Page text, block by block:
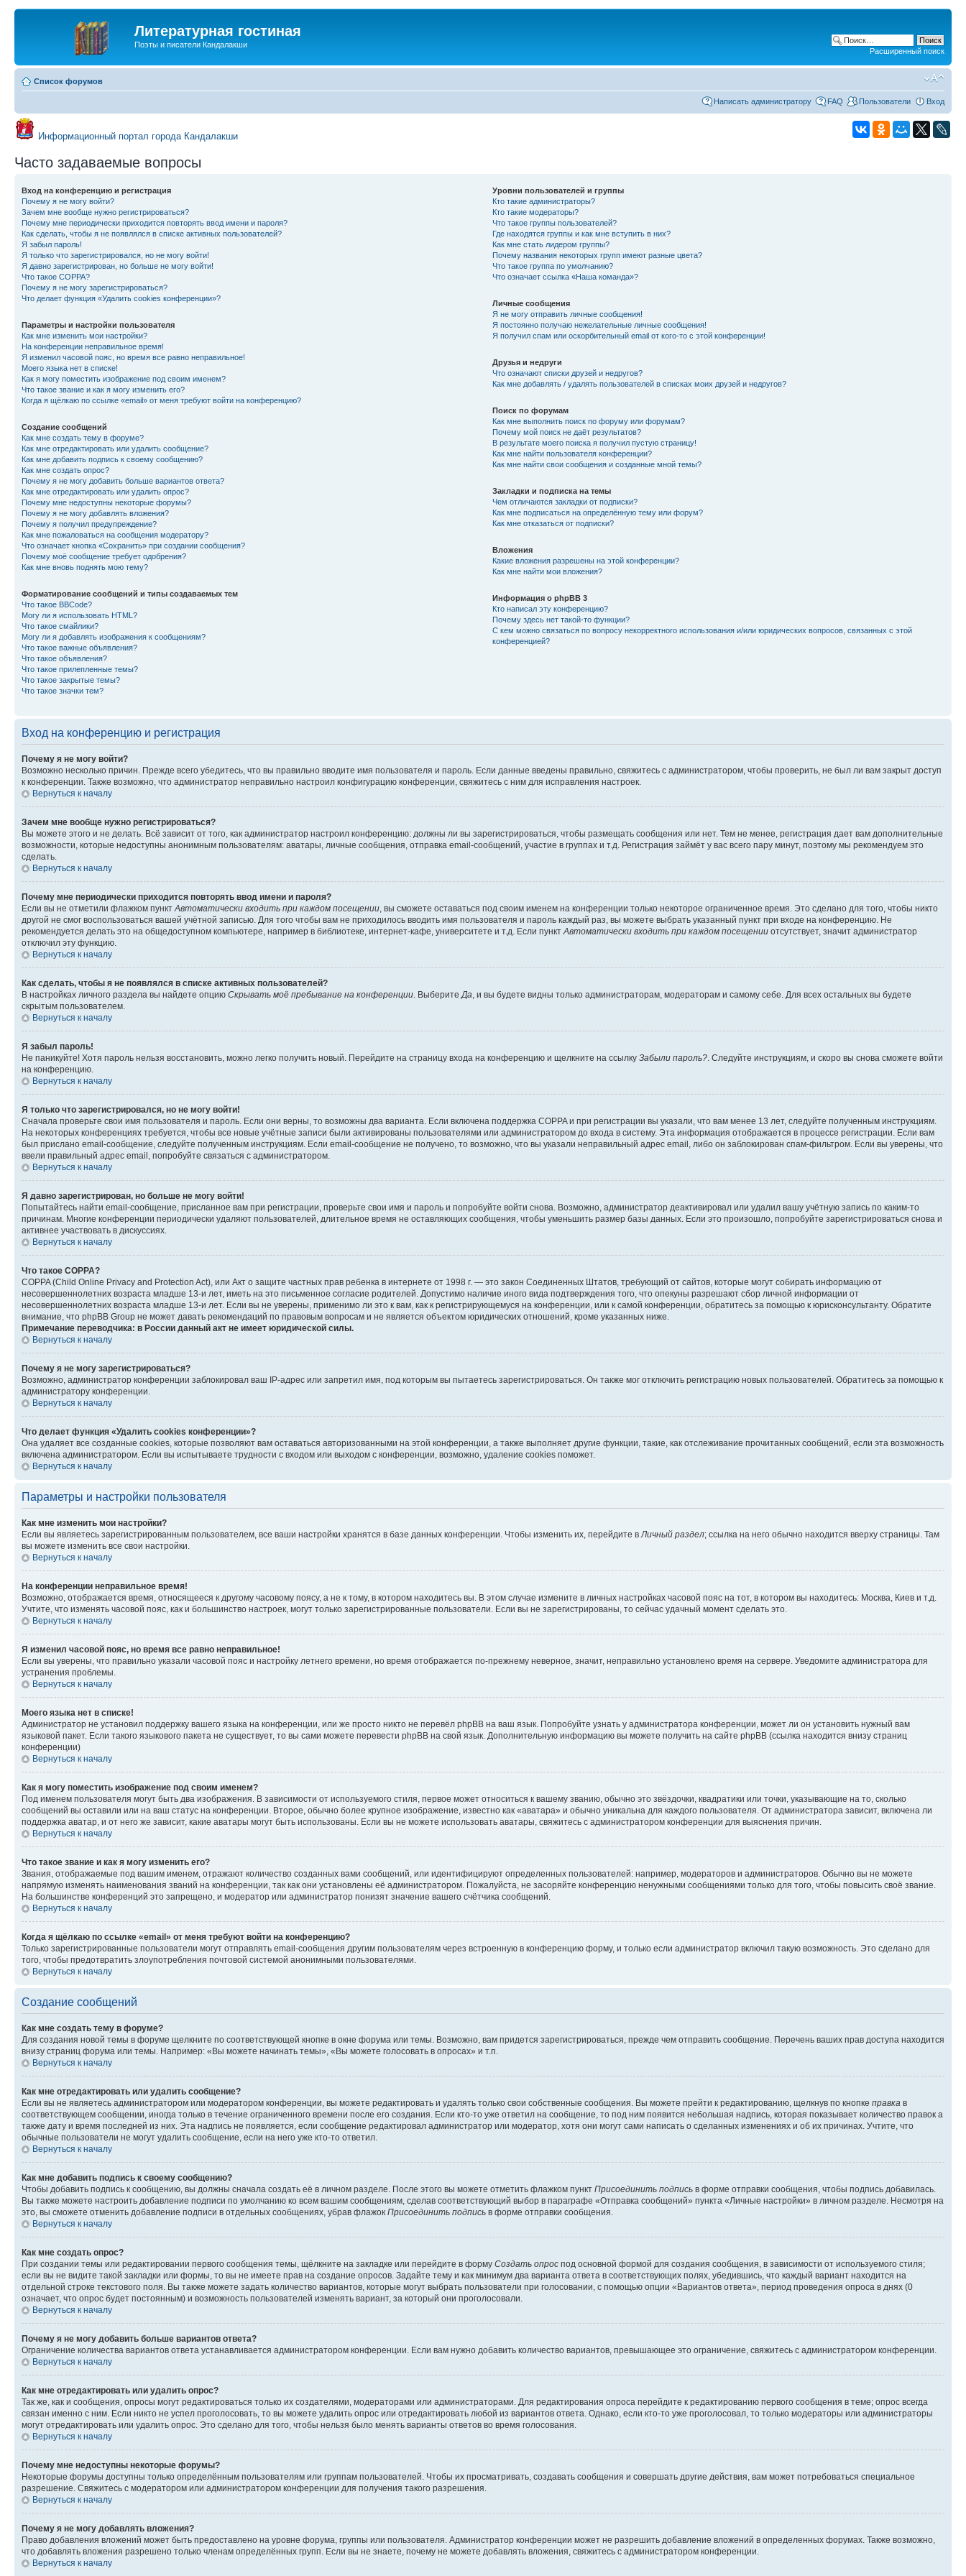
Литературная гостиная
Поэты и писатели Кандалакши
Расширенный поиск
Список форумов
Написать администратору FAQ Пользователи Вход
Информационный портал города Кандалакши
Часто задаваемые вопросы
Вход на конференцию и регистрация
Почему я не могу войти?
Зачем мне вообще нужно регистрироваться?
Почему мне периодически приходится повторять ввод имени и пароля?
Как сделать, чтобы я не появлялся в списке активных пользователей?
Я забыл пароль!
Я только что зарегистрировался, но не могу войти!
Я давно зарегистрирован, но больше не могу войти!
Что такое COPPA?
Почему я не могу зарегистрироваться?
Что делает функция «Удалить cookies конференции»?
Параметры и настройки пользователя
Как мне изменить мои настройки?
На конференции неправильное время!
Я изменил часовой пояс, но время все равно неправильное!
Моего языка нет в списке!
Как я могу поместить изображение под своим именем?
Что такое звание и как я могу изменить его?
Когда я щёлкаю по ссылке «email» от меня требуют войти на конференцию?
Создание сообщений
Как мне создать тему в форуме?
Как мне отредактировать или удалить сообщение?
Как мне добавить подпись к своему сообщению?
Как мне создать опрос?
Почему я не могу добавить больше вариантов ответа?
Как мне отредактировать или удалить опрос?
Почему мне недоступны некоторые форумы?
Почему я не могу добавлять вложения?
Почему я получил предупреждение?
Как мне пожаловаться на сообщения модератору?
Что означает кнопка «Сохранить» при создании сообщения?
Почему моё сообщение требует одобрения?
Как мне вновь поднять мою тему?
Форматирование сообщений и типы создаваемых тем
Что такое BBCode?
Могу ли я использовать HTML?
Что такое смайлики?
Могу ли я добавлять изображения к сообщениям?
Что такое важные объявления?
Что такое объявления?
Что такое прилепленные темы?
Что такое закрытые темы?
Что такое значки тем?
Уровни пользователей и группы
Кто такие администраторы?
Кто такие модераторы?
Что такое группы пользователей?
Где находятся группы и как мне вступить в них?
Как мне стать лидером группы?
Почему названия некоторых групп имеют разные цвета?
Что такое группа по умолчанию?
Что означает ссылка «Наша команда»?
Личные сообщения
Я не могу отправить личные сообщения!
Я постоянно получаю нежелательные личные сообщения!
Я получил спам или оскорбительный email от кого-то с этой конференции!
Друзья и недруги
Что означают списки друзей и недругов?
Как мне добавлять / удалять пользователей в списках моих друзей и недругов?
Поиск по форумам
Как мне выполнить поиск по форуму или форумам?
Почему мой поиск не даёт результатов?
В результате моего поиска я получил пустую страницу!
Как мне найти пользователя конференции?
Как мне найти свои сообщения и созданные мной темы?
Закладки и подписка на темы
Чем отличаются закладки от подписки?
Как мне подписаться на определённую тему или форум?
Как мне отказаться от подписки?
Вложения
Какие вложения разрешены на этой конференции?
Как мне найти мои вложения?
Информация о phpBB 3
Кто написал эту конференцию?
Почему здесь нет такой-то функции?
С кем можно связаться по вопросу некорректного использования и/или юридических вопросов, связанных с этой
конференцией?
Вход на конференцию и регистрация
Почему я не могу войти?
Возможно несколько причин. Прежде всего убедитесь, что вы правильно вводите имя пользователя и пароль. Если данные введены правильно, свяжитесь с администратором, чтобы проверить, не был ли вам закрыт доступ
к конференции. Также возможно, что администратор неправильно настроил конфигурацию конференции, свяжитесь с ним для исправления настроек.
Вернуться к началу
Зачем мне вообще нужно регистрироваться?
Вы можете этого и не делать. Всё зависит от того, как администратор настроил конференцию: должны ли вы зарегистрироваться, чтобы размещать сообщения или нет. Тем не менее, регистрация дает вам дополнительные
возможности, которые недоступны анонимным пользователям: аватары, личные сообщения, отправка email-сообщений, участие в группах и т.д. Регистрация займёт у вас всего пару минут, поэтому мы рекомендуем это
сделать.
Вернуться к началу
Почему мне периодически приходится повторять ввод имени и пароля?
Если вы не отметили флажком пункт Автоматически входить при каждом посещении , вы сможете оставаться под своим именем на конференции только некоторое ограниченное время. Это сделано для того, чтобы никто
другой не смог воспользоваться вашей учётной записью. Для того чтобы вам не приходилось вводить имя пользователя и пароль каждый раз, вы можете выбрать указанный пункт при входе на конференцию. Не
рекомендуется делать это на общедоступном компьютере, например в библиотеке, интернет-кафе, университете и т.д. Если пункт Автоматически входить при каждом посещении отсутствует, значит администратор
отключил эту функцию.
Вернуться к началу
Как сделать, чтобы я не появлялся в списке активных пользователей?
В настройках личного раздела вы найдете опцию Скрывать моё пребывание на конференции . Выберите Да , и вы будете видны только администраторам, модераторам и самому себе. Для всех остальных вы будете
скрытым пользователем.
Вернуться к началу
Я забыл пароль!
Не паникуйте! Хотя пароль нельзя восстановить, можно легко получить новый. Перейдите на страницу входа на конференцию и щелкните на ссылку Забыли пароль? . Следуйте инструкциям, и скоро вы снова сможете войти
на конференцию.
Вернуться к началу
Я только что зарегистрировался, но не могу войти!
Сначала проверьте свои имя пользователя и пароль. Если они верны, то возможны два варианта. Если включена поддержка COPPA и при регистрации вы указали, что вам менее 13 лет, следуйте полученным инструкциям.
На некоторых конференциях требуется, чтобы все новые учётные записи были активированы пользователями или администратором до входа в систему. Эта информация отображается в процессе регистрации. Если вам
был прислано email-сообщение, следуйте полученным инструкциям. Если email-сообщение не получено, то возможно, что вы указали неправильный адрес email, либо он заблокирован спам-фильтром. Если вы уверены, что
ввели правильный адрес email, попробуйте связаться с администратором.
Вернуться к началу
Я давно зарегистрирован, но больше не могу войти!
Попытайтесь найти email-сообщение, присланное вам при регистрации, проверьте свои имя и пароль и попробуйте войти снова. Возможно, администратор деактивировал или удалил вашу учётную запись по каким-то
причинам. Многие конференции периодически удаляют пользователей, длительное время не оставляющих сообщения, чтобы уменьшить размер базы данных. Если это произошло, попробуйте зарегистрироваться снова и
активнее участвовать в дискуссиях.
Вернуться к началу
Что такое COPPA?
COPPA (Child Online Privacy and Protection Act), или Акт о защите частных прав ребенка в интернете от 1998 г. — это закон Соединенных Штатов, требующий от сайтов, которые могут собирать информацию от
несовершеннолетних возраста младше 13-и лет, иметь на это письменное согласие родителей. Допустимо наличие иного вида подтверждения того, что опекуны разрешают сбор личной информации от
несовершеннолетних возраста младше 13-и лет. Если вы не уверены, применимо ли это к вам, как к регистрирующемуся на конференции, или к самой конференции, обратитесь за помощью к юрисконсультанту. Обратите
внимание, что phpBB Group не может давать рекомендаций по правовым вопросам и не является объектом юридических отношений, кроме указанных ниже.
Примечание переводчика: в России данный акт не имеет юридической силы.
Вернуться к началу
Почему я не могу зарегистрироваться?
Возможно, администратор конференции заблокировал ваш IP-адрес или запретил имя, под которым вы пытаетесь зарегистрироваться. Он также мог отключить регистрацию новых пользователей. Обратитесь за помощью к
администратору конференции.
Вернуться к началу
Что делает функция «Удалить cookies конференции»?
Она удаляет все созданные cookies, которые позволяют вам оставаться авторизованными на этой конференции, а также выполняет другие функции, такие, как отслеживание прочитанных сообщений, если эта возможность
включена администратором. Если вы испытываете трудности с входом или выходом с конференции, возможно, удаление cookies поможет.
Вернуться к началу
Параметры и настройки пользователя
Как мне изменить мои настройки?
Если вы являетесь зарегистрированным пользователем, все ваши настройки хранятся в базе данных конференции. Чтобы изменить их, перейдите в Личный раздел; ссылка на него обычно находится вверху страницы. Там
вы можете изменить все свои настройки.
Вернуться к началу
На конференции неправильное время!
Возможно, отображается время, относящееся к другому часовому поясу, а не к тому, в котором находитесь вы. В этом случае измените в личных настройках часовой пояс на тот, в котором вы находитесь: Москва, Киев и т.д.
Учтите, что изменять часовой пояс, как и большинство настроек, могут только зарегистрированные пользователи. Если вы не зарегистрированы, то сейчас удачный момент сделать это.
Вернуться к началу
Я изменил часовой пояс, но время все равно неправильное!
Если вы уверены, что правильно указали часовой пояс и настройку летнего времени, но время отображается по-прежнему неверное, значит, неправильно установлено время на сервере. Уведомите администратора для
устранения проблемы.
Вернуться к началу
Моего языка нет в списке!
Администратор не установил поддержку вашего языка на конференции, или же просто никто не перевёл phpBB на ваш язык. Попробуйте узнать у администратора конференции, может ли он установить нужный вам
языковой пакет. Если такого языкового пакета не существует, то вы сами можете перевести phpBB на свой язык. Дополнительную информацию вы можете получить на сайте phpBB (ссылка находится внизу страниц
конференции)
Вернуться к началу
Как я могу поместить изображение под своим именем?
Под именем пользователя могут быть два изображения. В зависимости от используемого стиля, первое может относиться к вашему званию, обычно это звёздочки, квадратики или точки, указывающие на то, сколько
сообщений вы оставили или на ваш статус на конференции. Второе, обычно более крупное изображение, известно как «аватара» и обычно уникальна для каждого пользователя. От администратора зависит, включена ли
поддержка аватар, и от него же зависит, какие аватары могут быть использованы. Если вы не можете использовать аватары, свяжитесь с администратором конференции для выяснения причин.
Вернуться к началу
Что такое звание и как я могу изменить его?
Звания, отображаемые под вашим именем, отражают количество созданных вами сообщений, или идентифицируют определенных пользователей: например, модераторов и администраторов. Обычно вы не можете
напрямую изменять наименования званий на конференции, так как они установлены её администратором. Пожалуйста, не засоряйте конференцию ненужными сообщениями только для того, чтобы повысить своё звание.
На большинстве конференций это запрещено, и модератор или администратор понизят значение вашего счётчика сообщений.
Вернуться к началу
Когда я щёлкаю по ссылке «email» от меня требуют войти на конференцию?
Только зарегистрированные пользователи могут отправлять email-сообщения другим пользователям через встроенную в конференцию форму, и только если администратор включил такую возможность. Это сделано для
того, чтобы предотвратить злоупотребления почтовой системой анонимными пользователями.
Вернуться к началу
Создание сообщений
Как мне создать тему в форуме?
Для создания новой темы в форуме щелкните по соответствующей кнопке в окне форума или темы. Возможно, вам придется зарегистрироваться, прежде чем отправить сообщение. Перечень ваших прав доступа находится
внизу страниц форума или темы. Например: «Вы можете начинать темы», «Вы можете голосовать в опросах» и т.п.
Вернуться к началу
Как мне отредактировать или удалить сообщение?
Если вы не являетесь администратором или модератором конференции, вы можете редактировать и удалять только свои собственные сообщения. Вы можете прейти к редактированию, щелкнув по кнопке правка в
соответствующем сообщении, иногда только в течение ограниченного времени после его создания. Если кто-то уже ответил на сообщение, то под ним появится небольшая надпись, которая показывает количество правок а
также дату и время последней из них. Эта надпись не появляется, если сообщение редактировал администратор или модератор, хотя они могут сами написать о сделанных изменениях и об их причинах. Учтите, что
обычные пользователи не могут удалить сообщение, если на него уже кто-то ответил.
Вернуться к началу
Как мне добавить подпись к своему сообщению?
Чтобы добавить подпись к сообщению, вы должны сначала создать её в личном разделе. После этого вы можете отметить флажком пункт Присоединить подпись в форме отправки сообщения, чтобы подпись добавилась.
Вы также можете настроить добавление подписи по умолчанию ко всем вашим сообщениям, сделав соответствующий выбор в параграфе «Отправка сообщений» пункта «Личные настройки» в личном разделе. Несмотря на
это, вы сможете отменить добавление подписи в отдельных сообщениях, убрав флажок Присоединить подпись в форме отправки сообщения.
Вернуться к началу
Как мне создать опрос?
При создании темы или редактировании первого сообщения темы, щёлкните на закладке или перейдите в форму Создать опрос под основной формой для создания сообщения, в зависимости от используемого стиля;
если вы не видите такой закладки или формы, то вы не имеете прав на создание опросов. Задайте тему и как минимум два варианта ответа в соответствующих полях, убедившись, что каждый вариант находится на
отдельной строке текстового поля. Вы также можете задать количество вариантов, которые могут выбрать пользователи при голосовании, с помощью опции «Вариантов ответа», период проведения опроса в днях (0
означает, что опрос будет постоянным) и возможность пользователей изменять вариант, за который они проголосовали.
Вернуться к началу
Почему я не могу добавить больше вариантов ответа?
Ограничение количества вариантов ответа устанавливается администратором конференции. Если вам нужно добавить количество вариантов, превышающее это ограничение, свяжитесь с администратором конференции.
Вернуться к началу
Как мне отредактировать или удалить опрос?
Так же, как и сообщения, опросы могут редактироваться только их создателями, модераторами или администраторами. Для редактирования опроса перейдите к редактированию первого сообщения в теме; опрос всегда
связан именно с ним. Если никто не успел проголосовать, то вы можете удалить опрос или отредактировать любой из вариантов ответа. Однако, если кто-то уже проголосовал, то только модераторы или администраторы
могут отредактировать или удалить опрос. Это сделано для того, чтобы нельзя было менять варианты ответов во время голосования.
Вернуться к началу
Почему мне недоступны некоторые форумы?
Некоторые форумы доступны только определённым пользователям или группам пользователей. Чтобы их просматривать, создавать сообщения и совершать другие действия, вам может потребоваться специальное
разрешение. Свяжитесь с модератором или администратором конференции для получения такого разрешения.
Вернуться к началу
Почему я не могу добавлять вложения?
Право добавления вложений может быть предоставлено на уровне форума, группы или пользователя. Администратор конференции может не разрешить добавление вложений в определенных форумах. Также возможно,
что добавлять вложения разрешено только членам определённых групп. Если вы не знаете, почему не можете добавлять вложения, свяжитесь с администратором конференции.
Вернуться к началу